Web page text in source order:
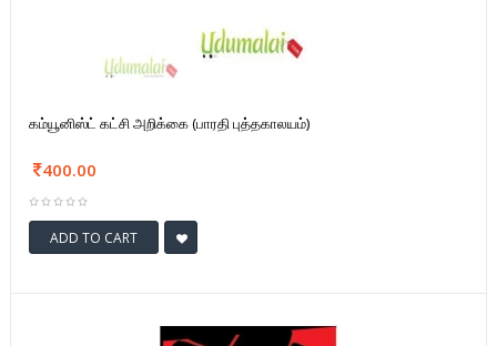
கம்யூனிஸ்ட் கட்சி அறிக்கை (பாரதி புத்தகாலயம்)
400.00
ADD TO CART